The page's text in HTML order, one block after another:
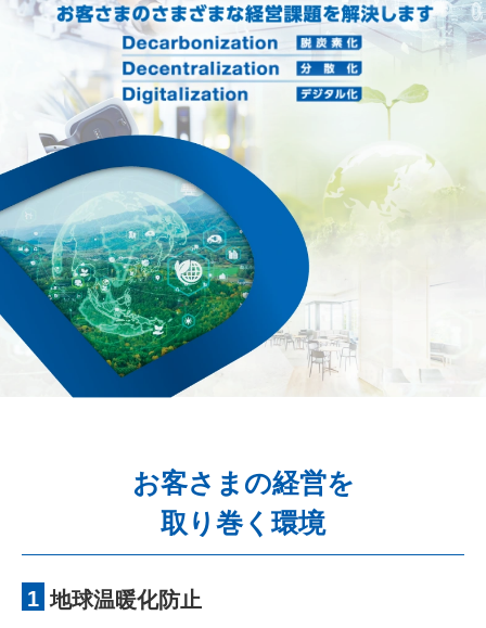
お客さまの経営を
取り巻く環境
1 地球温暖化防止